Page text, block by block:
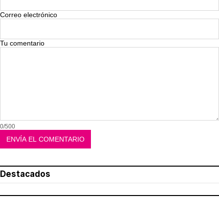
Correo electrónico
Tu comentario
0/500
Destacados